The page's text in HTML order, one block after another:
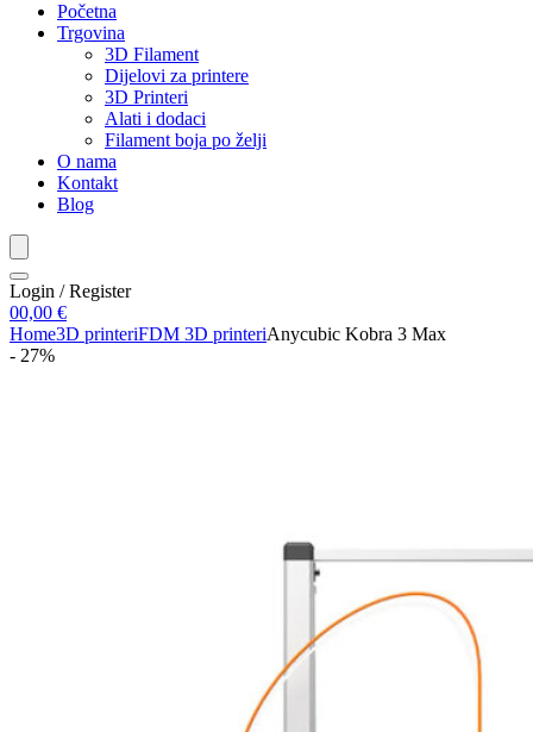
Početna
Trgovina
3D Filament
Dijelovi za printere
3D Printeri
Alati i dodaci
Filament boja po želji
O nama
Kontakt
Blog
Login / Register
00,00 €
Home3D printeriFDM 3D printeriAnycubic Kobra 3 Max
- 27%